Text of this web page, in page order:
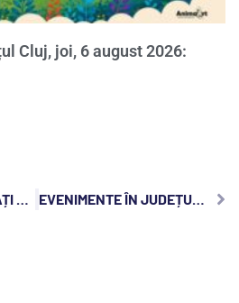
Cluj, joi, 6 august 2026:
BENEFICII ȘI FACILITĂȚI OFERITE DE CENTRELE SPA DIN JUDEȚUL CLUJ EVENIMENTE ÎN JUDEȚUL CLUJ, MARȚI, 13 DECEMBRIE 2022: